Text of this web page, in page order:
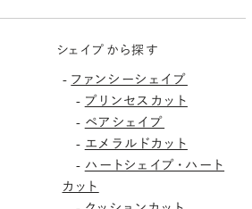
シェイプから探す
- ファンシーシェイプ
- プリンセスカット
- ペアシェイプ
- エメラルドカット
- ハートシェイプ・ハート
カット